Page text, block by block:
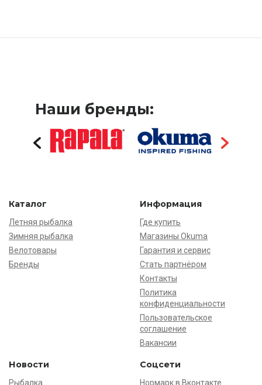
Наши бренды:
Каталог
Летняя рыбалка
Зимняя рыбалка
Велотовары
Бренды
Информация
Где купить
Магазины Okuma
Гарантия и сервис
Стать партнёром
Контакты
Политика
конфиденциальности
Пользовательское
соглашение
Вакансии
Новости
Рыбалка
Соцсети
Нормарк в Вконтакте